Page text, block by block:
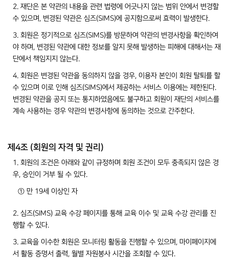
2. 재단은 본 약관의 내용을 관련 법령에 어긋나지 않는 범위 안에서 변경할
수 있으며, 변경된 약관은 심즈(SIMS)에 공지함으로써 효력이 발생한다.
3. 회원은 정기적으로 심즈(SIMS)를 방문하여 약관의 변경사항을 확인하여
야 하며, 변경된 약관에 대한 정보를 알지 못해 발생하는 피해에 대해서는 재
단에서 책임지지 않는다.
4. 회원은 변경된 약관을 동의하지 않을 경우, 이용자 본인이 회원 탈퇴를 할
수 있으며 이로 인해 심즈(SIMS)에서 제공하는 서비스 이용에는 제한된다.
변경된 약관을 공지 또는 통지하였음에도 불구하고 회원이 재단의 서비스를
계속 사용하는 경우 약관의 변경사항에 동의하는 것으로 간주한다.
제4조 (회원의 자격 및 권리)
1. 회원의 조건은 아래와 같이 규정하며 회원 조건이 모두 충족되지 않은 경
우, 승인이 거부 될 수 있다.
① 만 19세 이상인 자
2. 심즈(SIMS) 교육 수강 페이지를 통해 교육 이수 및 교육 수강 관리를 진
행할 수 있다.
3. 교육을 이수한 회원은 모니터링 활동을 진행할 수 있으며, 마이페이지에
서 활동 증명서 출력, 월별 자원봉사 시간을 조회할 수 있다.